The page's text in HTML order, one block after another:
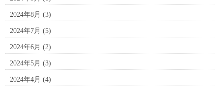
2024年8月 (3)
2024年7月 (5)
2024年6月 (2)
2024年5月 (3)
2024年4月 (4)